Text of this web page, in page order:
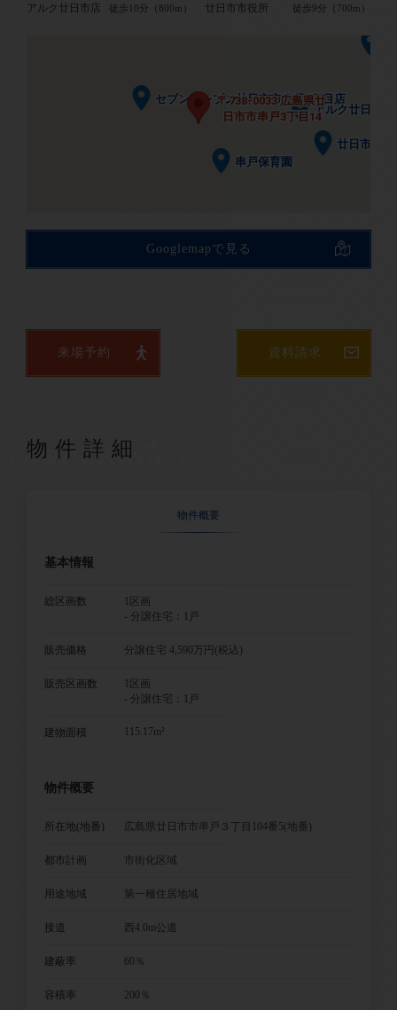
アルク廿日市店 徒歩10分（800m） 廿日市市役所 徒歩9分（700m）
〒738-0033 広島県廿
日市市串戸3丁目14
串戸保育園
金剛地小学校
セブンイレブン廿日市市串戸3丁目店
アルク廿日市店
廿日市市役
〒738-0033 広島県廿
日市市串戸3丁目14
串戸保育園
金剛地小学校
セブンイレブン廿日市市串戸3丁目店
アルク廿日市店
廿日市市役
Googlemapで見る
来場予約 資料請求
物件詳細
物件概要
基本情報
総区画数
1区画
- 分譲住宅：1戸
販売価格 分譲住宅 4,590万円(税込)
販売区画数
1区画
- 分譲住宅：1戸
建物面積 115.17m²
物件概要
所在地(地番) 広島県廿日市市串戸３丁目104番5(地番)
都市計画 市街化区域
用途地域 第一種住居地域
接道 西4.0m公道
建蔽率 60％
容積率 200％